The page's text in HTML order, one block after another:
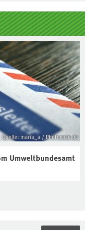
Quelle: maria_a / Photocase.de
Umweltbundesamt